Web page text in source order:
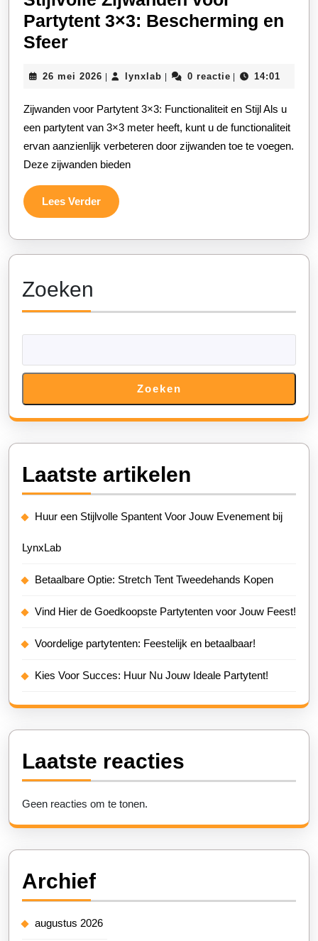
Partytent 3×3: Bescherming en
SfeerStijlvolle
voor
Partytent
3×3:
Bescherming
en
Sfeer
26 mei 2026 26
| lynxlab lynxlab
| 0 reactie | 14:01
Zijwanden voor Partytent 3×3: Functionaliteit en Stijl Als u
een partytent van 3×3 meter heeft, kunt u de functionaliteit
ervan aanzienlijk verbeteren door zijwanden toe te voegen.
Deze zijwanden bieden
Lees VerderLees
Verder
Zoeken
Zoeken
Laatste artikelen
Huur een Stijlvolle Spantent Voor Jouw Evenement bij
LynxLab
Betaalbare Optie: Stretch Tent Tweedehands Kopen
Vind Hier de Goedkoopste Partytenten voor Jouw Feest!
Voordelige partytenten: Feestelijk en betaalbaar!
Kies Voor Succes: Huur Nu Jouw Ideale Partytent!
Laatste reacties
Geen reacties om te tonen.
Archief
augustus 2026